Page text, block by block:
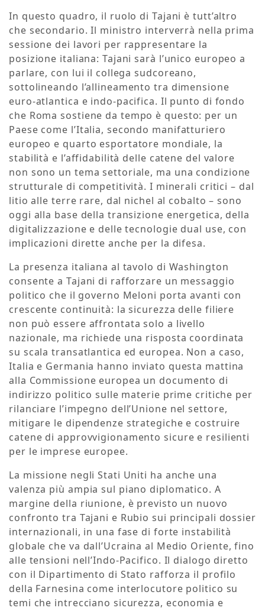
In questo quadro, il ruolo di Tajani è tutt’altro
che secondario. Il ministro interverrà nella prima
sessione dei lavori per rappresentare la
posizione italiana: Tajani sarà l’unico europeo a
parlare, con lui il collega sudcoreano,
sottolineando l’allineamento tra dimensione
euro-atlantica e indo-pacifica. Il punto di fondo
che Roma sostiene da tempo è questo: per un
Paese come l’Italia, secondo manifatturiero
europeo e quarto esportatore mondiale, la
stabilità e l’affidabilità delle catene del valore
non sono un tema settoriale, ma una condizione
strutturale di competitività. I minerali critici – dal
litio alle terre rare, dal nichel al cobalto – sono
oggi alla base della transizione energetica, della
digitalizzazione e delle tecnologie dual use, con
implicazioni dirette anche per la difesa.
La presenza italiana al tavolo di Washington
consente a Tajani di rafforzare un messaggio
politico che il governo Meloni porta avanti con
crescente continuità: la sicurezza delle filiere
non può essere affrontata solo a livello
nazionale, ma richiede una risposta coordinata
su scala transatlantica ed europea. Non a caso,
Italia e Germania hanno inviato questa mattina
alla Commissione europea un documento di
indirizzo politico sulle materie prime critiche per
rilanciare l’impegno dell’Unione nel settore,
mitigare le dipendenze strategiche e costruire
catene di approvvigionamento sicure e resilienti
per le imprese europee.
La missione negli Stati Uniti ha anche una
valenza più ampia sul piano diplomatico. A
margine della riunione, è previsto un nuovo
confronto tra Tajani e Rubio sui principali dossier
internazionali, in una fase di forte instabilità
globale che va dall’Ucraina al Medio Oriente, fino
alle tensioni nell’Indo-Pacifico. Il dialogo diretto
con il Dipartimento di Stato rafforza il profilo
della Farnesina come interlocutore politico su
temi che intrecciano sicurezza, economia e